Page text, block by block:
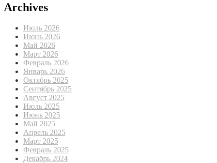
Archives
Июль 2026
Июнь 2026
Май 2026
Март 2026
Февраль 2026
Январь 2026
Октябрь 2025
Сентябрь 2025
Август 2025
Июль 2025
Июнь 2025
Май 2025
Апрель 2025
Март 2025
Февраль 2025
Декабрь 2024